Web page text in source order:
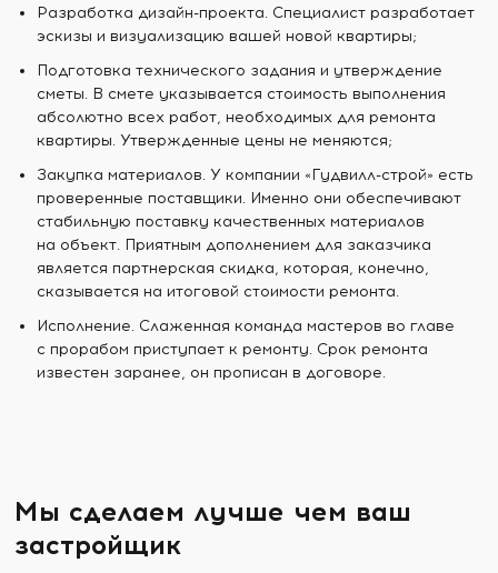
Разработка дизайн-проекта. Специалист разработает
эскизы и визуализацию вашей новой квартиры;
Подготовка технического задания и утверждение
сметы. В смете указывается стоимость выполнения
абсолютно всех работ, необходимых для ремонта
квартиры. Утвержденные цены не меняются;
Закупка материалов. У компании «Гудвилл-строй» есть
проверенные поставщики. Именно они обеспечивают
стабильную поставку качественных материалов
на объект. Приятным дополнением для заказчика
является партнерская скидка, которая, конечно,
сказывается на итоговой стоимости ремонта.
Исполнение. Слаженная команда мастеров во главе
с прорабом приступает к ремонту. Срок ремонта
известен заранее, он прописан в договоре.
Мы сделаем лучше чем ваш
застройщик